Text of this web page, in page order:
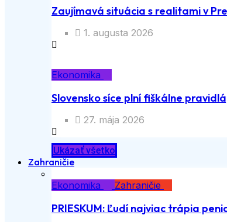
Zaujímavá situácia s realitami v
1. augusta 2026
Ekonomika
Slovensko síce plní fiškálne
27. mája 2026
Ukázať všetko
Zahraničie
Ekonomika
Zahraničie
PRIESKUM: Ľudí najviac trápia